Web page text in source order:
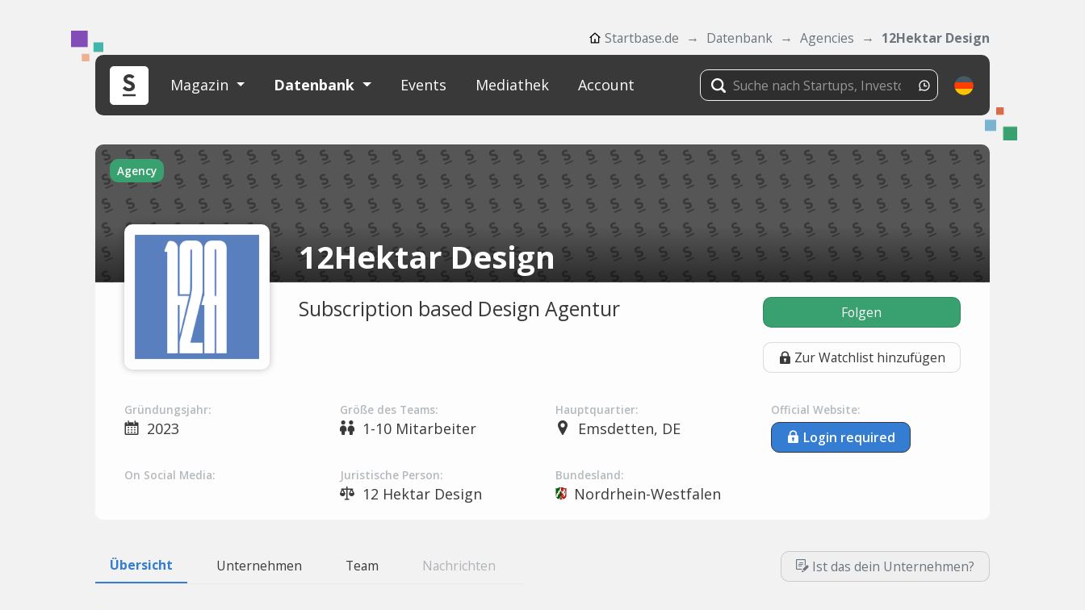
Startbase.de Datenbank Agencies 12Hektar Design
Magazin Datenbank Events Mediathek Account
Agency
12Hektar Design
Subscription based Design Agentur Folgen
Zur Watchlist hinzufügen
Gründungsjahr:
2023
Größe des Teams:
1-10 Mitarbeiter
Hauptquartier:
Emsdetten, DE
Official Website:
Login required
On Social Media: Juristische Person:
12 Hektar Design
Bundesland:
Nordrhein-Westfalen
Übersicht Unternehmen Team Nachrichten Ist das dein Unternehmen?